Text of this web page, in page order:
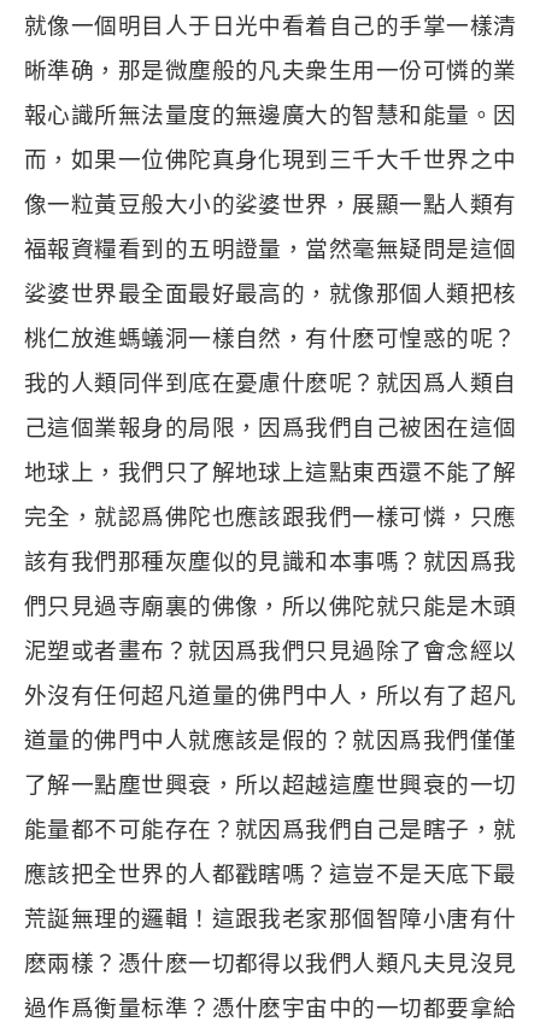
就像一個明目人于日光中看着自己的手掌一樣清
晰準确，那是微塵般的凡夫衆生用一份可憐的業
報心識所無法量度的無邊廣大的智慧和能量。因
而，如果一位佛陀真身化現到三千大千世界之中
像一粒黃豆般大小的娑婆世界，展顯一點人類有
福報資糧看到的五明證量，當然毫無疑問是這個
娑婆世界最全面最好最高的，就像那個人類把核
桃仁放進螞蟻洞一樣自然，有什麽可惶惑的呢？
我的人類同伴到底在憂慮什麽呢？就因爲人類自
己這個業報身的局限，因爲我們自己被困在這個
地球上，我們只了解地球上這點東西還不能了解
完全，就認爲佛陀也應該跟我們一樣可憐，只應
該有我們那種灰塵似的見識和本事嗎？就因爲我
們只見過寺廟裏的佛像，所以佛陀就只能是木頭
泥塑或者畫布？就因爲我們只見過除了會念經以
外沒有任何超凡道量的佛門中人，所以有了超凡
道量的佛門中人就應該是假的？就因爲我們僅僅
了解一點塵世興衰，所以超越這塵世興衰的一切
能量都不可能存在？就因爲我們自己是瞎子，就
應該把全世界的人都戳瞎嗎？這豈不是天底下最
荒誕無理的邏輯！這跟我老家那個智障小唐有什
麽兩樣？憑什麽一切都得以我們人類凡夫見沒見
過作爲衡量标準？憑什麽宇宙中的一切都要拿給